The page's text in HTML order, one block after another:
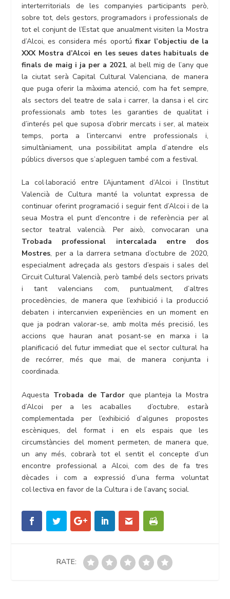
interterritorials de les companyies participants però,
sobre tot, dels gestors, programadors i professionals de
tot el conjunt de l’Estat que anualment visiten la Mostra
d’Alcoi, es considera més oportú fixar l’objectiu de la
XXX Mostra d’Alcoi en les seues dates habituals de
finals de maig i ja per a 2021, al bell mig de l’any que
la ciutat serà Capital Cultural Valenciana, de manera
que puga oferir la màxima atenció, com ha fet sempre,
als sectors del teatre de sala i carrer, la dansa i el circ
professionals amb totes les garanties de qualitat i
d’interés pel que suposa d’obrir mercats i ser, al mateix
temps, porta a l’intercanvi entre professionals i,
simultàniament, una possibilitat ampla d’atendre els
públics diversos que s’apleguen també com a festival.
La col·laboració entre l’Ajuntament d’Alcoi i l’Institut
Valencià de Cultura manté la voluntat expressa de
continuar oferint programació i seguir fent d’Alcoi i de la
seua Mostra el punt d’encontre i de referència per al
sector teatral valencià. Per això, convocaran una
Trobada professional intercalada entre dos
Mostres, per a la darrera setmana d’octubre de 2020,
especialment adreçada als gestors d’espais i sales del
Circuit Cultural Valencià, però també dels sectors privats
i tant valencians com, puntualment, d’altres
procedències, de manera que l’exhibició i la producció
debaten i intercanvien experiències en un moment en
que ja podran valorar-se, amb molta més precisió, les
accions que hauran anat posant-se en marxa i la
planificació del futur immediat que el sector cultural ha
de recórrer, més que mai, de manera conjunta i
coordinada.
Aquesta Trobada de Tardor que planteja la Mostra
d’Alcoi per a les acaballes d’octubre, estarà
complementada per l’exhibició d’algunes propostes
escèniques, del format i en els espais que les
circumstàncies del moment permeten, de manera que,
un any més, cobrarà tot el sentit el concepte d’un
encontre professional a Alcoi, com des de fa tres
dècades i com a expressió d’una ferma voluntat
col·lectiva en favor de la Cultura i de l’avanç social.
RATE: